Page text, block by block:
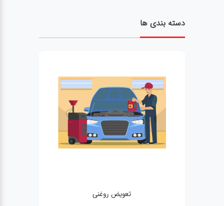
دسته بندی ها
تعویض روغنی